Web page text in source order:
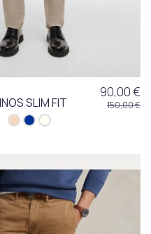
SLIM FIT
90,00 €
150,00 €